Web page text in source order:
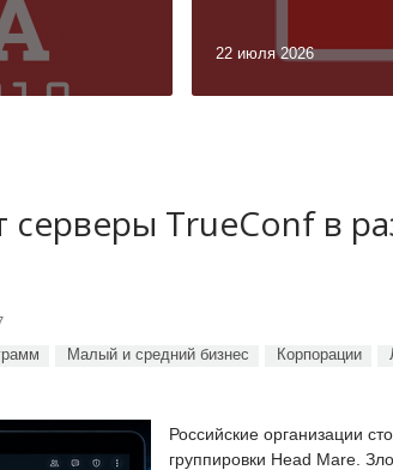
22 июля 2026
TrueConf в
Малый и средний бизнес Корпорации
Российские организации
группировки Head Mare.